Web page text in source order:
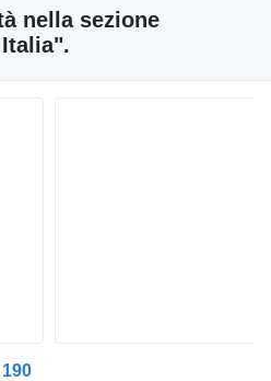
nella sezione